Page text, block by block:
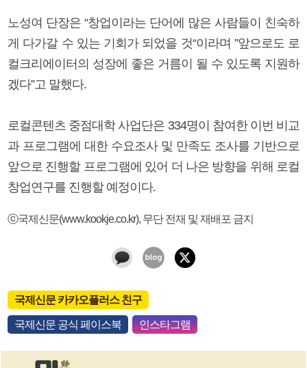
노성여 단장은 “창업이라는 단어에 많은 사람들이 친숙하
게 다가갈 수 있는 기회가 되었을 것“이라며 ”앞으로도 로
컬크리에이터의 성장에 좋은 거름이 될 수 있도록 지원하
겠다”고 말했다.
로컬콘텐츠 중점대학 사업단은 334명이 참여한 이번 비교
과 프로그램에 대한 수요조사 및 만족도 조사를 기반으로
앞으로 진행할 프로그램에 있어 더 나은 방향을 위해 로컬
창업연구를 진행할 예정이다.
ⓒ국제신문(www.kookje.co.kr), 무단 전재 및 재배포 금지
국제신문 카카오플러스 친구
국제신문 공식 페이스북 인스타그램